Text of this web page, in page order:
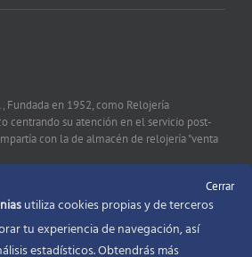
Fundada en 1952, como Relojería
centrando su atención en el servicio post-
con la de almacén de relojería "venta
Cerrar
utiliza cookies propias y de terceros
tu experiencia de navegación, así
estadísticos. Obtendrás más